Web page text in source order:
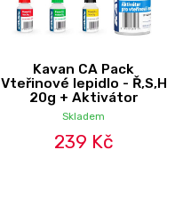
Kavan CA Pack
Vteřinové lepidlo - Ř,S,H
20g + Aktivátor
Skladem
239 Kč